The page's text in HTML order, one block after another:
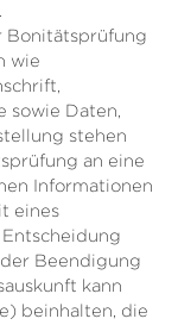
wie
sowie Daten,
stehen
an eine
Informationen
eines
Beendigung
kann
beinhalten, die